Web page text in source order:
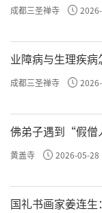
成都三圣禅寺
业障病与生理疾病
成都三圣禅寺
佛弟子遇到“假僧
黄盖寺 2026-05-28
国礼书画家姜连